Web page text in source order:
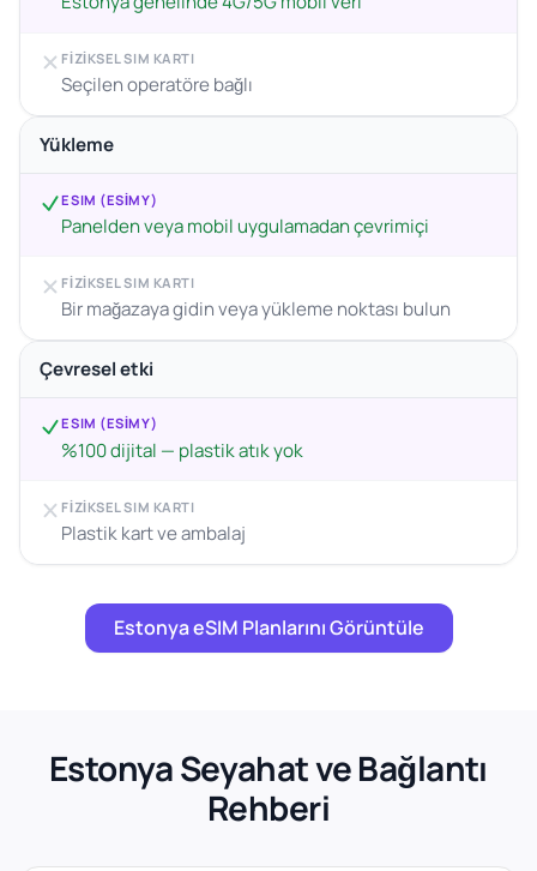
FIZIKSEL SIM KARTI
Seçilen operatöre bağlı
Yükleme
ESIM (ESIMY)
Panelden veya mobil uygulamadan çevrimiçi
FIZIKSEL SIM KARTI
Bir mağazaya gidin veya yükleme noktası bulun
Çevresel etki
ESIM (ESIMY)
%100 dijital — plastik atık yok
FIZIKSEL SIM KARTI
Plastik kart ve ambalaj
Estonya eSIM Planlarını Görüntüle
Estonya Seyahat ve Bağlantı
Rehberi